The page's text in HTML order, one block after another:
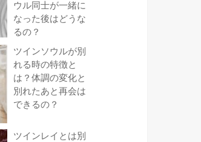
ウル同士が一緒に
なった後はどうな
るの？
ツインソウルが別
れる時の特徴と
は？体調の変化と
別れたあと再会は
できるの？
ツインレイとは別